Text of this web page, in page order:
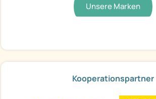
Unsere Marken
Kooperationspartner